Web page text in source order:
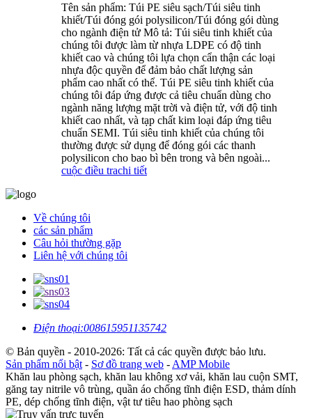
Tên sản phẩm: Túi PE siêu sạch/Túi siêu tinh
khiết/Túi đóng gói polysilicon/Túi đóng gói dùng
cho ngành điện tử Mô tả: Túi siêu tinh khiết của
chúng tôi được làm từ nhựa LDPE có độ tinh
khiết cao và chúng tôi lựa chọn cẩn thận các loại
nhựa độc quyền để đảm bảo chất lượng sản
phẩm cao nhất có thể. Túi PE siêu tinh khiết của
chúng tôi đáp ứng được cả tiêu chuẩn dùng cho
ngành năng lượng mặt trời và điện tử, với độ tinh
khiết cao nhất, và tạp chất kim loại đáp ứng tiêu
chuẩn SEMI. Túi siêu tinh khiết của chúng tôi
thường được sử dụng để đóng gói các thanh
polysilicon cho bao bì bên trong và bên ngoài...
cuộc điều trachi tiết
Về chúng tôi
các sản phẩm
Câu hỏi thường gặp
Liên hệ với chúng tôi
Điện thoại:008615951135742
© Bản quyền - 2010-2026: Tất cả các quyền được bảo lưu.
Sản phẩm nổi bật - Sơ đồ trang web - AMP Mobile
Khăn lau phòng sạch, khăn lau không xơ vải, khăn lau cuộn SMT,
găng tay nitrile vô trùng, quần áo chống tĩnh điện ESD, thảm dính
PE, dép chống tĩnh điện, vật tư tiêu hao phòng sạch